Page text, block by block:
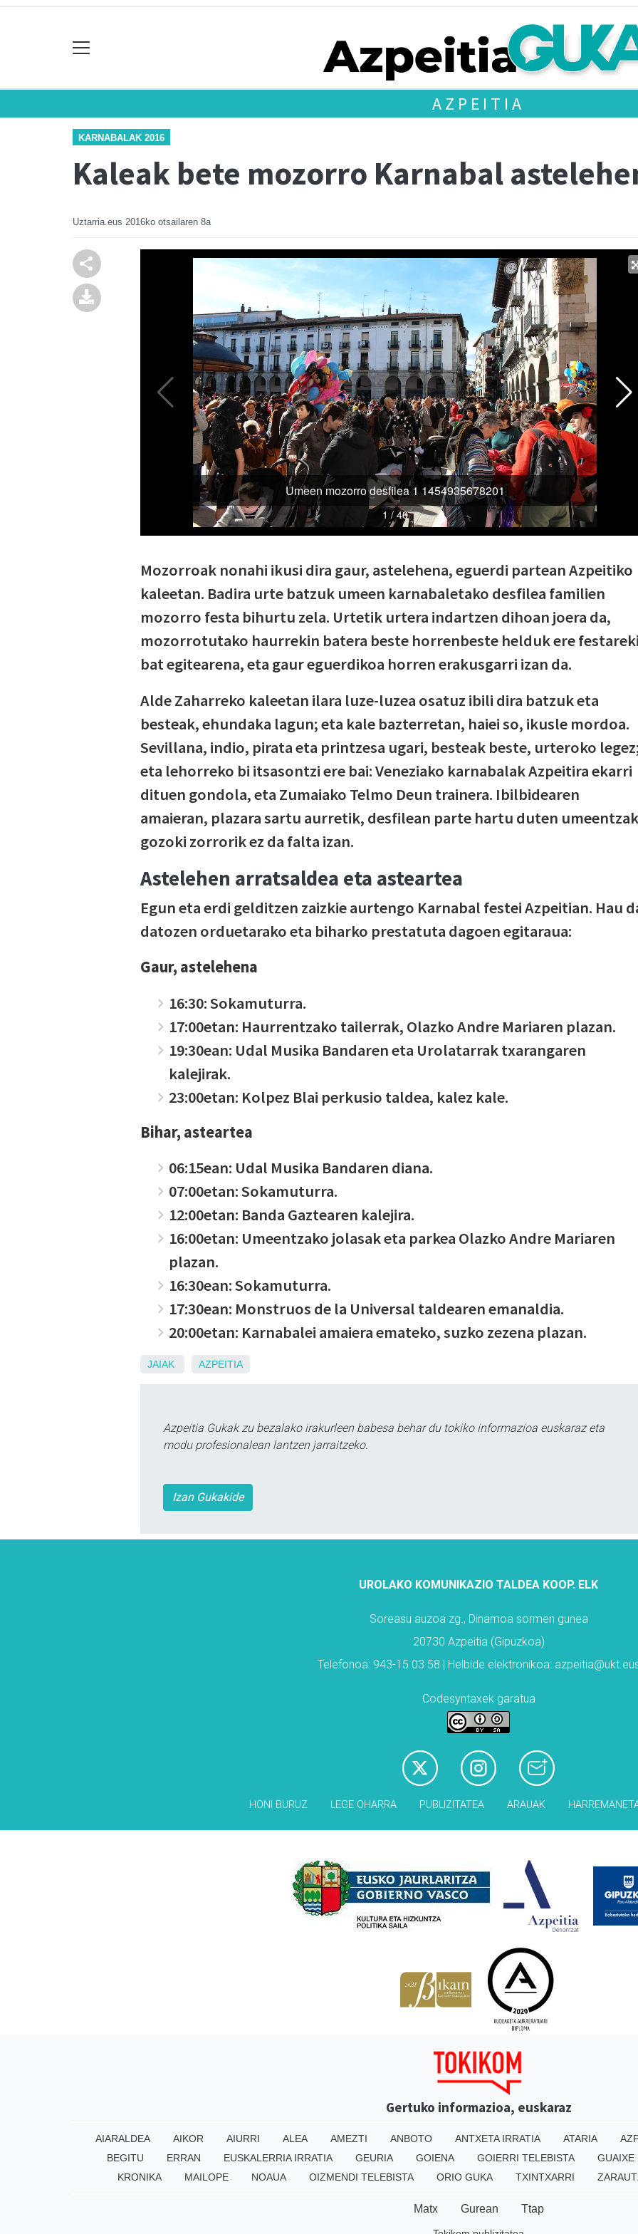
AZPEITIA
KARNABALAK 2016
Kaleak bete mozorro Karnabal
Uztarria.eus 2016ko otsailaren 8a
Mozorroak nonahi ikusi dira gaur, astelehena, eguerdi partean Azpeitiko
kaleetan. Badira urte batzuk umeen karnabaletako desfilea familien
mozorro festa bihurtu zela. Urtetik urtera indartzen dihoan joera da,
mozorrotutako haurrekin batera beste horrenbeste helduk ere
bat egitearena, eta gaur eguerdikoa horren erakusgarri izan da.
Alde Zaharreko kaleetan ilara luze-luzea osatuz ibili dira batzuk eta
besteak, ehundaka lagun; eta kale bazterretan, haiei so, ikusle mordoa.
Sevillana, indio, pirata eta printzesa ugari, besteak beste, urteroko
eta lehorreko bi itsasontzi ere bai: Veneziako karnabalak Azpeitira ekarri
dituen gondola, eta Zumaiako Telmo Deun trainera. Ibilbidearen
amaieran, plazara sartu aurretik, desfilean parte hartu duten
gozoki zorrorik ez da falta izan.
Astelehen arratsaldea eta asteartea
Egun eta erdi gelditzen zaizkie aurtengo Karnabal festei Azpeitian. Hau
datozen orduetarako eta biharko prestatuta dagoen egitaraua:
Gaur, astelehena
16:30: Sokamuturra.
17:00etan: Haurrentzako tailerrak, Olazko Andre Mariaren plazan.
19:30ean: Udal Musika Bandaren eta Urolatarrak txarangaren
kalejirak.
23:00etan: Kolpez Blai perkusio taldea, kalez kale.
Bihar, asteartea
06:15ean: Udal Musika Bandaren diana.
07:00etan: Sokamuturra.
12:00etan: Banda Gaztearen kalejira.
16:00etan: Umeentzako jolasak eta parkea Olazko Andre Mariaren
plazan.
16:30ean: Sokamuturra.
17:30ean: Monstruos de la Universal taldearen emanaldia.
20:00etan: Karnabalei amaiera emateko, suzko zezena plazan.
JAIAK AZPEITIA
Azpeitia Gukak zu bezalako irakurleen babesa behar du tokiko informazioa euskaraz eta
modu profesionalean lantzen jarraitzeko.
Izan Gukakide
UROLAKO KOMUNIKAZIO TALDEA KOOP. ELK
Soreasu auzoa zg., Dinamoa sormen gunea
20730 Azpeitia (Gipuzkoa)
Telefonoa: 943-15 03 58 | Helbide elektronikoa:
Codesyntaxek garatua
HONI BURUZ LEGE OHARRA PUBLIZITATEA ARAUAK
Gertuko informazioa, euskaraz
AIARALDEA AIKOR AIURRI ALEA AMEZTI ANBOTO ANTXETA IRRATIA ATARIA
BEGITU
ERRAN EUSKALERRIA IRRATIA GEURIA GOIENA GOIERRI TELEBISTA GUAIXE
KRONIKA
MAILOPE NOAUA OIZMENDI TELEBISTA ORIO GUKA TXINTXARRI
Matx Gurean Ttap